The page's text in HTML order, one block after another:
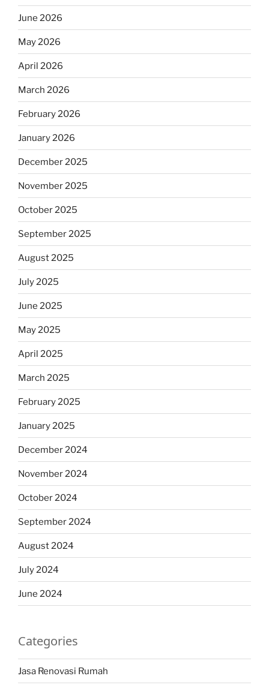
June 2026
May 2026
April 2026
March 2026
February 2026
January 2026
December 2025
November 2025
October 2025
September 2025
August 2025
July 2025
June 2025
May 2025
April 2025
March 2025
February 2025
January 2025
December 2024
November 2024
October 2024
September 2024
August 2024
July 2024
June 2024
Categories
Jasa Renovasi Rumah